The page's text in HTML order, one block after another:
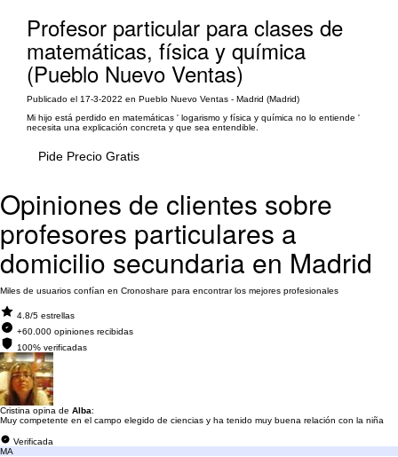
Profesor particular para clases de
matemáticas, física y química
(Pueblo Nuevo Ventas)
Publicado el 17-3-2022 en Pueblo Nuevo Ventas - Madrid (Madrid)
Mi hijo está perdido en matemáticas ' logarismo y física y química no lo entiende '
necesita una explicación concreta y que sea entendible.
Pide Precio Gratis
Opiniones de clientes sobre
profesores particulares a
domicilio secundaria en Madrid
Miles de usuarios confían en Cronoshare para encontrar los mejores profesionales
4.8/5 estrellas
+60.000 opiniones recibidas
100% verificadas
Cristina opina de Alba:
Muy competente en el campo elegido de ciencias y ha tenido muy buena relación con la niña
Verificada
MA